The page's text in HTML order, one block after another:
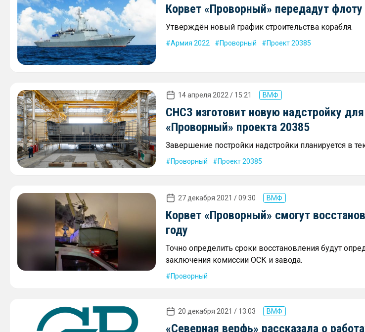
Корвет «Проворный» передадут флоту
Утверждён новый график строительства корабля.
Армия 2022 Проворный Проект 20385
14 апреля 2022 / 15:21 ВМФ
СНСЗ изготовит новую надстройку
«Проворный» проекта 20385
Завершение постройки надстройки планируется в
Проворный Проект 20385
27 декабря 2021 / 09:30 ВМФ
Корвет «Проворный» смогут
году
Точно определить сроки восстановления будут
заключения комиссии ОСК и завода.
Проворный
20 декабря 2021 / 13:03 ВМФ
«Северная верфь» рассказала о